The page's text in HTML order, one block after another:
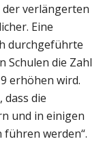
der verlängerten
Eine
durchgeführte
Schulen die Zahl
erhöhen wird.
die
und in einigen
werden“.